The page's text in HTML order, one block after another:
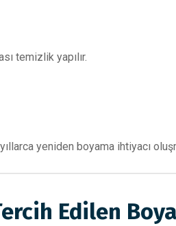
temizlik yapılır.
yeniden boyama ihtiyacı
Edilen